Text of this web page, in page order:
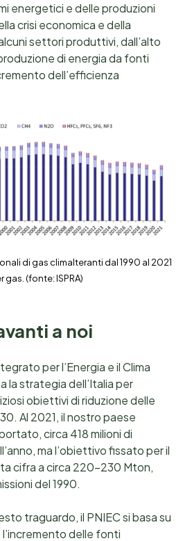
energetici e delle produzioni
crisi economica e della
settori produttivi, dall’alto
di energia da fonti
dell’efficienza
di gas climalteranti dal 1990 al 2021
gas. (fonte: ISPRA)
a noi
per l’Energia e il Clima
la strategia dell’Italia per
obiettivi di riduzione delle
Al 2021, il nostro paese
circa 418 milioni di
ma l’obiettivo fissato per il
cifra a circa 220-230 Mton,
del 1990.
traguardo, il PNIEC si basa su
delle fonti